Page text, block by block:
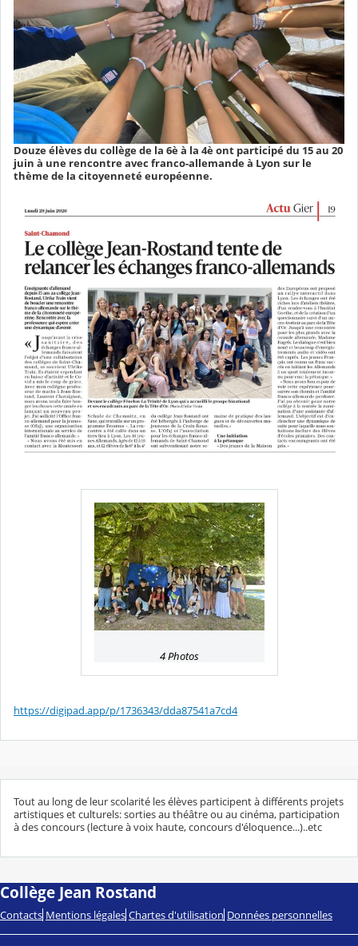
Douze élèves du collège de la 6è à la 4è ont participé du 15 au 20
juin à une rencontre avec franco-allemande à Lyon sur le
thème de la citoyenneté européenne.
4 Photos
https://digipad.app/p/1736343/dda87541a7cd4
Tout au long de leur scolarité les élèves participent à différents projets
artistiques et culturels: sorties au théâtre ou au cinéma, participation
à des concours (lecture à voix haute, concours d'éloquence...)..etc
Collège Jean Rostand
Contacts Mentions légales Chartes d'utilisation Données personnelles